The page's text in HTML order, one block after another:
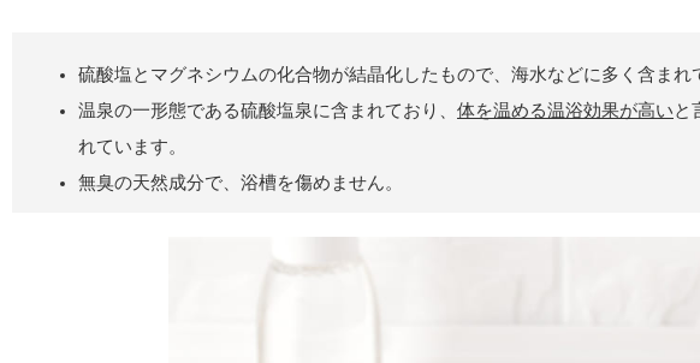
硫酸塩とマグネシウムの化合物が結晶化したもので、海水などに多く含まれ
温泉の一形態である硫酸塩泉に含まれており、 体を温める温浴効果が高いと
れています。
無臭の天然成分で、浴槽を傷めません。